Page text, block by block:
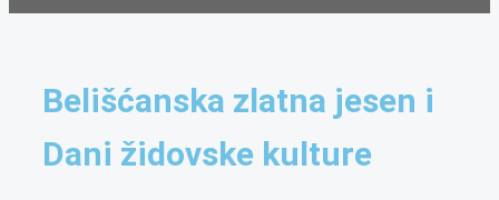
Belišćanska zlatna jesen i
Dani židovske kulture